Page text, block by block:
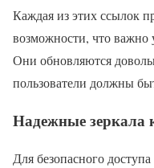
Каждая из этих ссылок
возможности, что важно
Они обновляются
пользователи должны
Надежные зеркала
Для безопасного